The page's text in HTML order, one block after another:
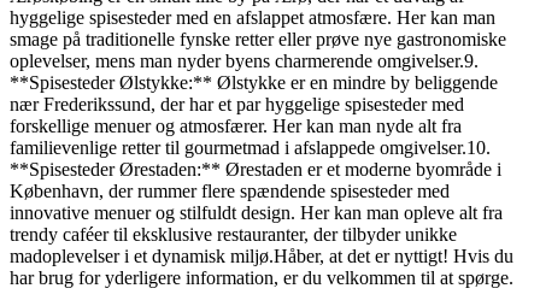
hyggelige spisesteder med en afslappet atmosfære. Her kan man
smage på traditionelle fynske retter eller prøve nye gastronomiske
oplevelser, mens man nyder byens charmerende omgivelser.9.
**Spisesteder Ølstykke:** Ølstykke er en mindre by beliggende
nær Frederikssund, der har et par hyggelige spisesteder med
forskellige menuer og atmosfærer. Her kan man nyde alt fra
familievenlige retter til gourmetmad i afslappede omgivelser.10.
**Spisesteder Ørestaden:** Ørestaden er et moderne byområde i
København, der rummer flere spændende spisesteder med
innovative menuer og stilfuldt design. Her kan man opleve alt fra
trendy caféer til eksklusive restauranter, der tilbyder unikke
madoplevelser i et dynamisk miljø.Håber, at det er nyttigt! Hvis du
har brug for yderligere information, er du velkommen til at spørge.